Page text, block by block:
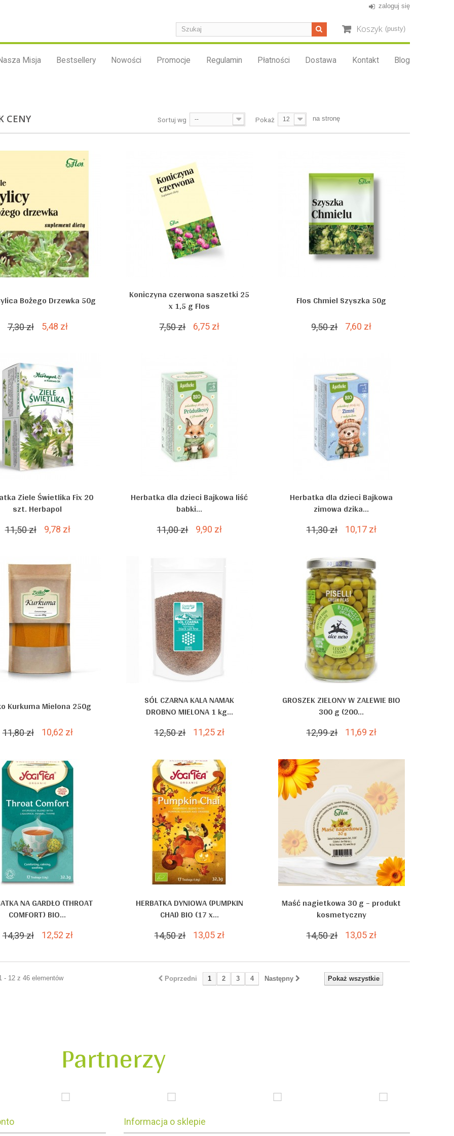
zaloguj się
Koszyk (pusty)
Misja Bestsellery Nowości Promocje Regulamin Płatności Dostawa Kontakt Blog
CENY Sortuj wg -- Pokaż 12 na stronę
Bożego Drzewka 50g
5,48 zł
7,30 zł
Koniczyna czerwona saszetki 25
x 1,5 g Flos
6,75 zł
7,50 zł
Flos Chmiel Szyszka 50g
7,60 zł
9,50 zł
Ziele Świetlika Fix 20
szt. Herbapol
9,78 zł
11,50 zł
Herbatka dla dzieci Bajkowa liść
babki...
9,90 zł
11,00 zł
Herbatka dla dzieci Bajkowa
zimowa dzika...
10,17 zł
11,30 zł
Kurkuma Mielona 250g
10,62 zł
11,80 zł
SÓL CZARNA KALA NAMAK
DROBNO MIELONA 1 kg...
11,25 zł
12,50 zł
GROSZEK ZIELONY W ZALEWIE BIO
300 g (200...
11,69 zł
12,99 zł
NA GARDŁO (THROAT
COMFORT) BIO...
12,52 zł
14,39 zł
HERBATKA DYNIOWA (PUMPKIN
CHAI) BIO (17 x...
13,05 zł
14,50 zł
Maść nagietkowa 30 g – produkt
kosmetyczny
13,05 zł
14,50 zł
Pokaż wszystkie
Poprzedni 1 2 3 4 Następny
- 12 z 46 elementów
Partnerzy
Informacja o sklepie